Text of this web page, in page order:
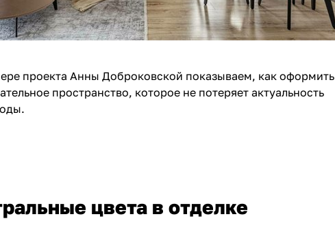
проекта Анны Доброковской показываем, как оформить
пространство, которое не потеряет актуальность
цвета в отделке